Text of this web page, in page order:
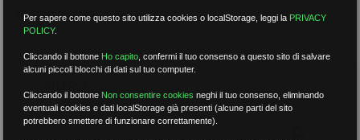
Nessun risultato.Rimuovi filtri
Per sapere come questo sito utilizza cookies o localStorage, leggi la PRIVACY
POLICY.
Cliccando il bottone Ho capito ,confermi il tuo consenso a questo sito di salvare
alcuni piccoli blocchi di dati sul tuo computer.
Cliccando il bottone Non consentire cookies neghi il tuo consenso, eliminando
eventuali cookies e dati localStorage già presenti (alcune parti del sito
potrebbero smettere di funzionare correttamente).